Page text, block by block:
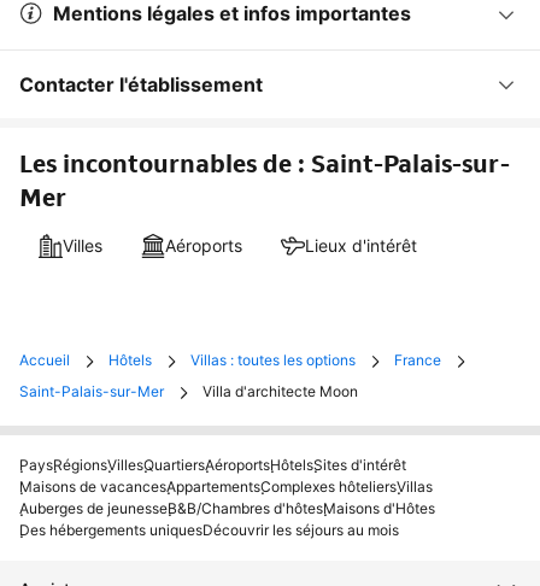
Mentions légales et infos importantes
Contacter l'établissement
Les incontournables de : Saint-Palais-sur-
Mer
Villes Aéroports Lieux d'intérêt
Accueil Hôtels Villas : toutes les options
France
Saint-Palais-sur-Mer
Villa d'architecte Moon
PaysRégionsVillesQuartiersAéroportsHôtelsSites d'intérêt
Maisons de vacancesAppartementsComplexes hôteliersVillas
Auberges de jeunesseB&B/Chambres d'hôtesMaisons d'Hôtes
Des hébergements uniquesDécouvrir les séjours au mois